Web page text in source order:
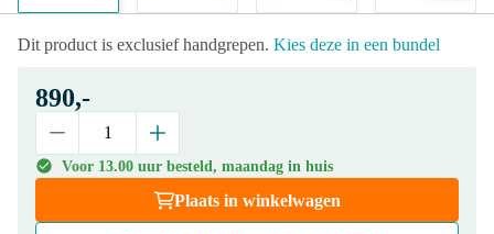
Dit product is exclusief handgrepen. Kies deze in een bundel
890,-
Voor 13.00 uur besteld, maandag in huis
Plaats in winkelwagen